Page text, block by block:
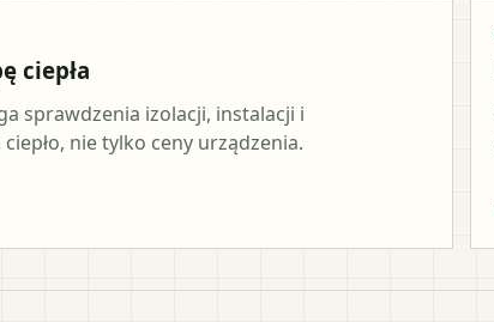
ciepła
sprawdzenia izolacji, instalacji i
nie tylko ceny urządzenia.